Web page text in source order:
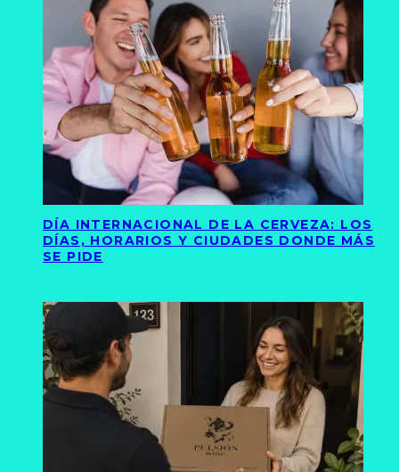
DÍA INTERNACIONAL DE LA CERVEZA: LOS
DÍAS, HORARIOS Y CIUDADES DONDE MÁS
SE PIDE